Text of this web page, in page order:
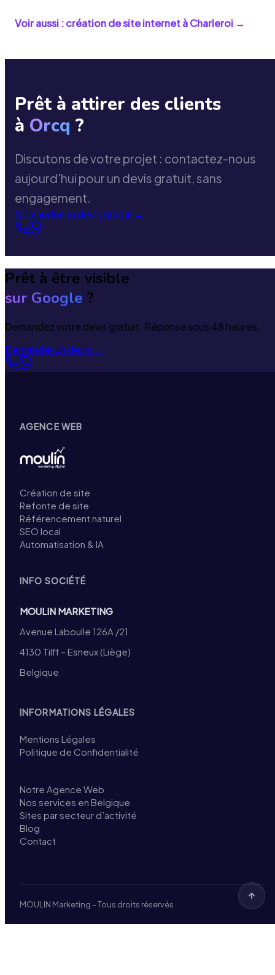
Voir aussi : création de site internet àCharleroi →
Prêt à attirer des clients
à Orcq ?
Discutons de votre projet : contactez-nous
aujourd'hui pour un devis gratuit, sans
engagement.
Demander un devis gratuit→
Prêt à être visible
sur Google ?
Demandez votre devis gratuit. Réponse sous 48 heures.
Demander un devis→
AGENCE WEB
Création de site
Refonte de site
Référencement naturel
SEO local
Automatisation & IA
INFO SOCIÉTÉ
MOULIN MARKETING
Avenue Laboulle 126A /21
4130 Tilff – Esneux (Liège)
Belgique
INFORMATIONS LÉGALES
Mentions Légales
Politique de Confidentialité
Notre Agence Web
Nos services en Belgique
Sites par secteur d’activité
Blog
Contact
MOULIN Marketing – Tous droits réservés